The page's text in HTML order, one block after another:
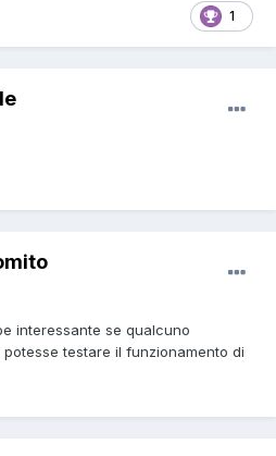
1
interessante se qualcuno
testare il funzionamento di